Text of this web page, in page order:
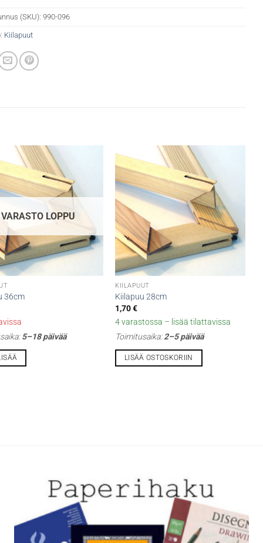
(SKU): 990-096
Kiilapuut
VARASTO LOPPU
36cm
5–18 päivää
KIILAPUUT
Kiilapuu 28cm
1,70€
4 varastossa – lisää tilattavissa
Toimitusaika:2–5 päivää
LISÄÄ OSTOSKORIIN